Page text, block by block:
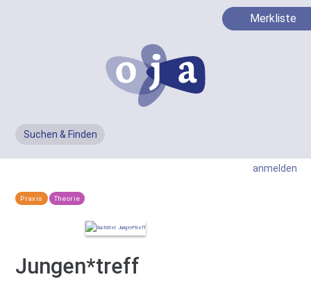
Suchen & Finden
Merkliste
anmelden
Praxis Theorie
Jungen*treff